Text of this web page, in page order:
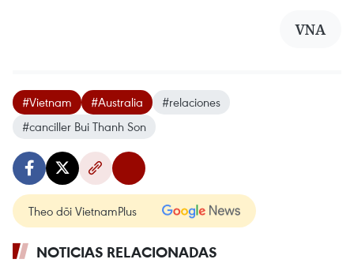
VNA
#Vietnam #Australia
#relaciones
#canciller Bui Thanh Son
Theo dõi VietnamPlus
NOTICIAS RELACIONADAS